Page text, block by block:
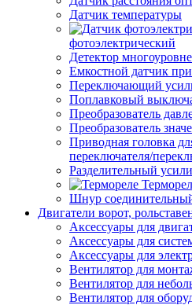
Датчик температуры
фотоэлектрический
Детектор
Емкостной датчик
Переключающий
Поплавковый
Преобразователь
Преобразователь
Приводная головка
переключателя/
Разделительный
Шнур
Двигатели ворот,
Аксессуары для
Аксессуары для
Аксессуары для
Вентилятор для
Вентилятор для
Вентилятор для